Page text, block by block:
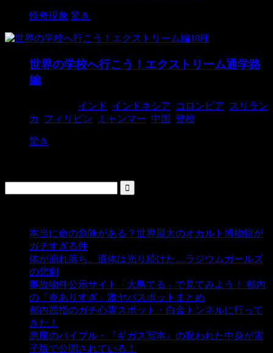
怪奇現象 驚き
世界の学校へ行こう！エクストリーム通学路
編
インド インドネシア コロンビア
スリラン
カ
フィリピン ミャンマー 中国 登校
驚き
本当に命の危険がある？世界最大のオカルト博物館が
ガチすぎる件
体が崩れ落ち、遺体は光り続けた…ラジウムガールズ
の悲劇
事故物件公示サイト「大島てる」で見てみよう！ 都内
の「炎ありすぎ」激ヤバスポットまとめ
都内屈指のガチ心霊スポット・白金トンネルに行って
きた！
悪魔のバイブル・『ギガス写本』の呪われた中身が電
子版で公開されている！